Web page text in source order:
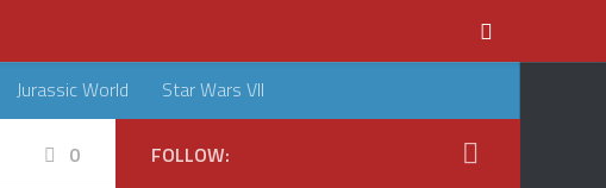
Jurassic World Star Wars VII
0 FOLLOW: